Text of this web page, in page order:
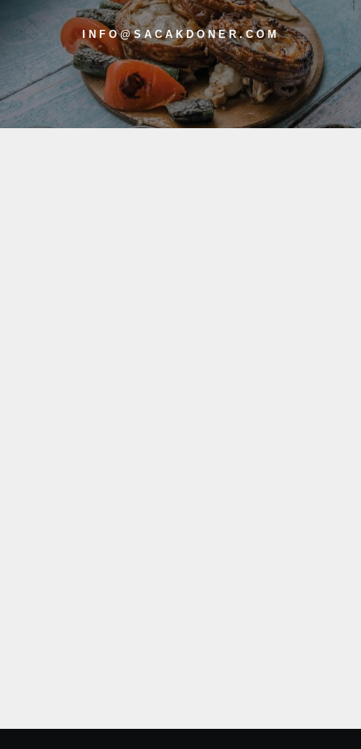
INFO@SACAKDONER.COM